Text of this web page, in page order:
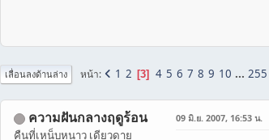
เลื่อนลงด้านล่าง หน้า 1 2 3 4 5 6 7 8 9 10 ... 255
ความฝันกลางฤดูร้อน
คืนที่เหน็บหนาว เดียวดาย
09 มิ.ย. 2007, 16:53 น.